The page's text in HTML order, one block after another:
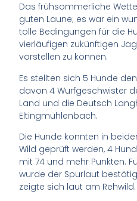
Das frühsommerliche
guten Laune; es war ein
tolle Bedingungen für die
vierläufigen zukünftigen
vorstellen zu können.
Es stellten sich 5 Hunde
davon 4 Wurfgeschwister
Land und die Deutsch
Eltingmühlenbach.
Die Hunde konnten in
Wild geprüft werden, 4
mit 74 und mehr Punkten.
wurde der Spurlaut
zeigte sich laut am Rehwild.